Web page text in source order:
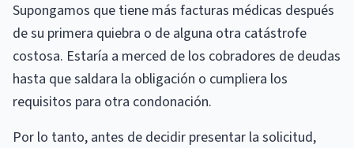
Supongamos que tiene más facturas médicas después
de su primera quiebra o de alguna otra catástrofe
costosa. Estaría a merced de los cobradores de deudas
hasta que saldara la obligación o cumpliera los
requisitos para otra condonación.
Por lo tanto, antes de decidir presentar la solicitud,